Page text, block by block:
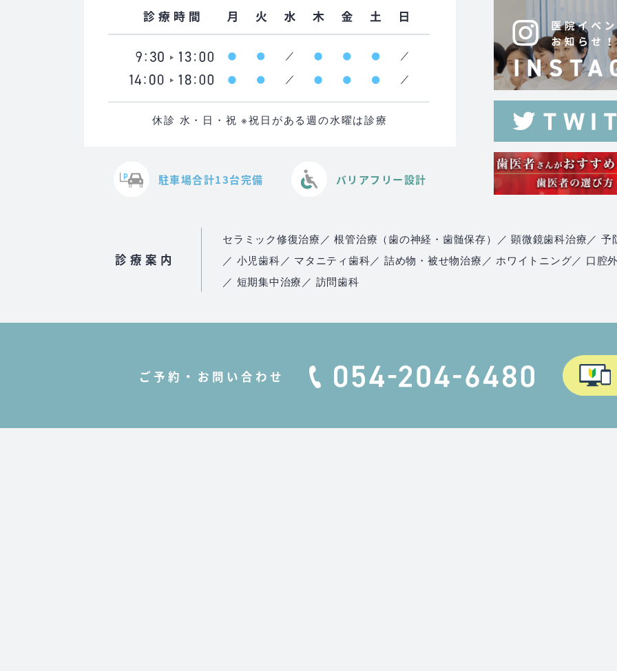
休診 水・日・祝 ※祝日がある週の水曜は診療
駐車場合計13台完備 バリアフリー設計
診療案内
セラミック修復治療／ 根管治療（歯の神経・歯髄保存） ／ 顕微鏡歯科治療／ 予
／ 小児歯科／ マタニティ歯科／ 詰め物・被せ物治療／ ホワイトニング／ 口腔
／ 短期集中治療／ 訪問歯科
ご予約・お問い合わせ